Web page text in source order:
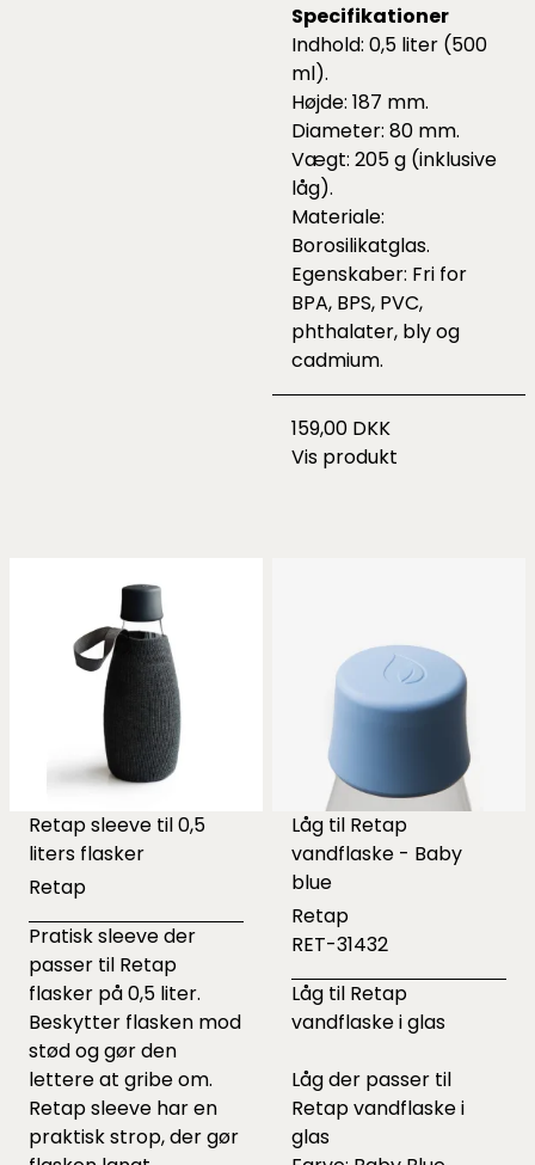
Specifikationer
Indhold: 0,5 liter (500
ml).
Højde: 187 mm.
Diameter: 80 mm.
Vægt: 205 g (inklusive
låg).
Materiale:
Borosilikatglas.
Egenskaber: Fri for
BPA, BPS, PVC,
phthalater, bly og
cadmium.
159,00 DKK
Vis produkt
Retap sleeve til 0,5
liters flasker
Retap
Pratisk sleeve der
passer til Retap
flasker på 0,5 liter.
Beskytter flasken mod
stød og gør den
lettere at gribe om.
Retap sleeve har en
praktisk strop, der gør
Låg til Retap
vandflaske - Baby
blue
Retap
RET-31432
Låg til Retap
vandflaske i glas
Låg der passer til
Retap vandflaske i
glas